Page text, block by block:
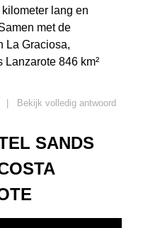
lang en
met de
La Graciosa,
846 km²
Bekijk volledig antwoord
SANDS